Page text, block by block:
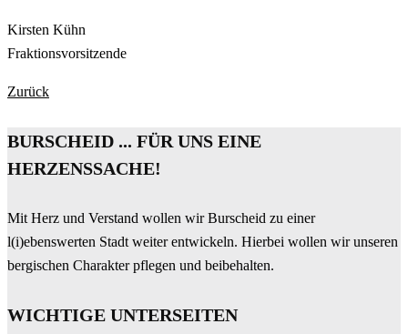
Kirsten Kühn
Fraktionsvorsitzende
Zurück
BURSCHEID ... FÜR UNS EINE
HERZENSSACHE!
Mit Herz und Verstand wollen wir Burscheid zu einer
l(i)ebenswerten Stadt weiter entwickeln. Hierbei wollen wir unseren
bergischen Charakter pflegen und beibehalten.
WICHTIGE UNTERSEITEN